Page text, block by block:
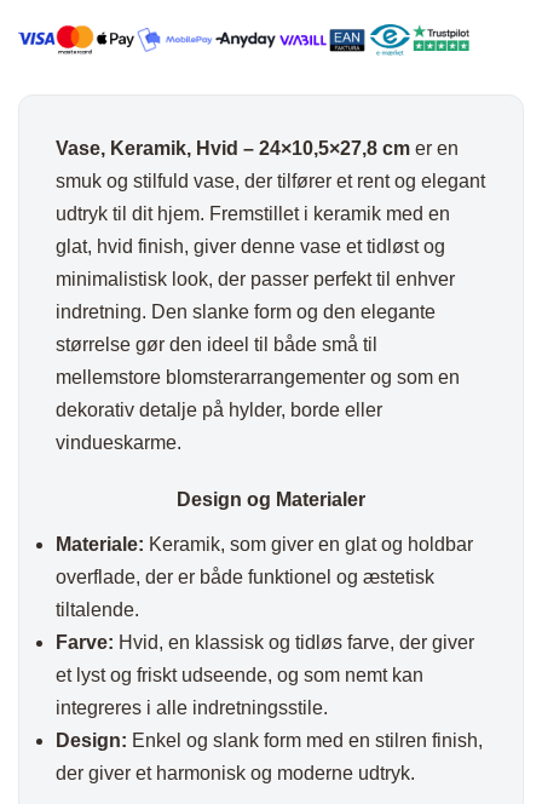
antal
Vase, Keramik, Hvid – 24×10,5×27,8 cm er en
smuk og stilfuld vase, der tilfører et rent og elegant
udtryk til dit hjem. Fremstillet i keramik med en
glat, hvid finish, giver denne vase et tidløst og
minimalistisk look, der passer perfekt til enhver
indretning. Den slanke form og den elegante
størrelse gør den ideel til både små til
mellemstore blomsterarrangementer og som en
dekorativ detalje på hylder, borde eller
vindueskarme.
Design og Materialer
Materiale: Keramik, som giver en glat og holdbar
overflade, der er både funktionel og æstetisk
tiltalende.
Farve: Hvid, en klassisk og tidløs farve, der giver
et lyst og friskt udseende, og som nemt kan
integreres i alle indretningsstile.
Design: Enkel og slank form med en stilren finish,
der giver et harmonisk og moderne udtryk.